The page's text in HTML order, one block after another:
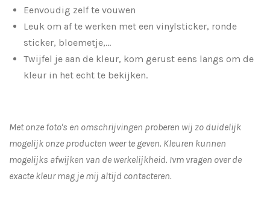
Eenvoudig zelf te vouwen
Leuk om af te werken met een vinylsticker, ronde
sticker, bloemetje,...
Twijfel je aan de kleur, kom gerust eens langs om de
kleur in het echt te bekijken.
Met onze foto's en omschrijvingen proberen wij zo duidelijk
mogelijk onze producten weer te geven. Kleuren kunnen
mogelijks afwijken van de werkelijkheid. Ivm vragen over de
exacte kleur mag je mij altijd contacteren.